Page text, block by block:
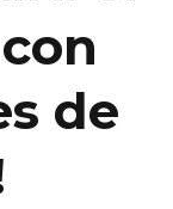
de